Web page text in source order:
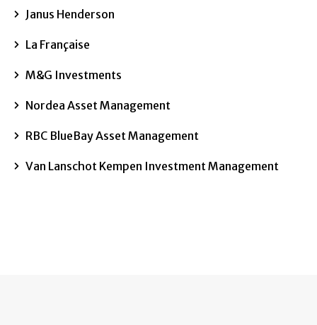
Janus Henderson
La Française
M&G Investments
Nordea Asset Management
RBC BlueBay Asset Management
Van Lanschot Kempen Investment Management